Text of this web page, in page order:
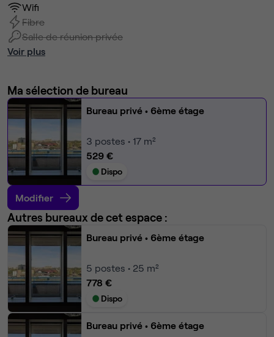
Wifi
Fibre
Salle de réunion privée
Voir plus
Ma sélection de bureau
Bureau privé • 6ème étage
3 postes • 17 m²
529 €
Dispo
Modifier
Autres bureaux de cet espace :
Bureau privé • 6ème étage
5 postes • 25 m²
778 €
Dispo
Bureau privé • 6ème étage